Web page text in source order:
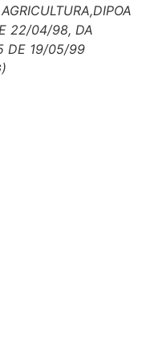
22/04/98, DA
DE 19/05/99